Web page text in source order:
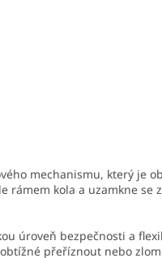
mechanismu, který je
rámem kola a uzamkne se
úroveň bezpečnosti a
přeříznout nebo